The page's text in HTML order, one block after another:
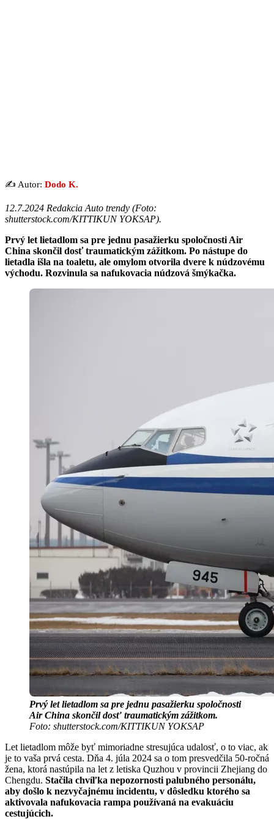
✍️ Autor: Dodo K.
12.7.2024 Redakcia Auto trendy (Foto:
shutterstock.com/KITTIKUN YOKSAP).
Prvý let lietadlom sa pre jednu pasažierku spoločnosti Air
China skončil dosť traumatickým zážitkom. Po nástupe do
lietadla išla na toaletu, ale omylom otvorila dvere k núdzovému
východu. Rozvinula sa nafukovacia núdzová šmýkačka.
Prvý let lietadlom sa pre jednu pasažierku spoločnosti
Air China skončil dosť traumatickým zážitkom.
Foto: shutterstock.com/KITTIKUN YOKSAP
Let lietadlom môže byť mimoriadne stresujúca udalosť, o to viac, ak
je to vaša prvá cesta. Dňa 4. júla 2024 sa o tom presvedčila 50-ročná
žena, ktorá nastúpila na let z letiska Quzhou v provincii Zhejiang do
Chengdu. Stačila chvíľka nepozornosti palubného personálu,
aby došlo k nezvyčajnému incidentu, v dôsledku ktorého sa
aktivovala nafukovacia rampa používaná na evakuáciu
cestujúcich.